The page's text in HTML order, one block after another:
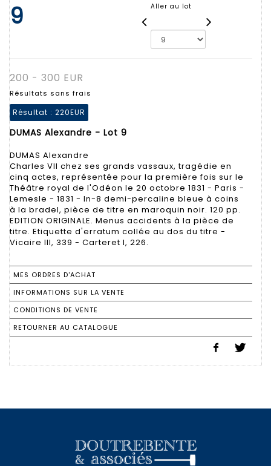
9 Aller au lot
200 - 300 EUR
Résultats sans frais
Résultat : 220EUR
DUMAS Alexandre - Lot 9
DUMAS Alexandre
Charles VII chez ses grands vassaux, tragédie en
cinq actes, représentée pour la première fois sur le
Théâtre royal de l'Odéon le 20 octobre 1831 - Paris -
Lemesle - 1831 - In-8 demi-percaline bleue à coins
à la bradel, pièce de titre en maroquin noir. 120 pp.
EDITION ORIGINALE. Menus accidents à la pièce de
titre. Etiquette d'erratum collée au dos du titre -
Vicaire III, 339 - Carteret I, 226.
MES ORDRES D'ACHAT
INFORMATIONS SUR LA VENTE
CONDITIONS DE VENTE
RETOURNER AU CATALOGUE